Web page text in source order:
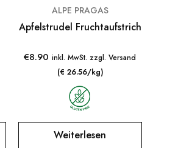
ALPE PRAGAS
Apfelstrudel Fruchtaufstrich
€8.90 inkl. MwSt. zzgl. Versand
(€ 26.56/kg)
Weiterlesen